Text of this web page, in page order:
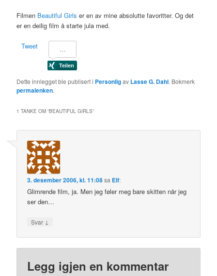
Filmen Beautiful Girls er en av mine absolutte favoritter. Og det
er en deilig film å starte jula med.
Tweet
Dette innlegget ble publisert i Personligav Lasse G. Dahl. Bokmerk
permalenken.
1 TANKE OM “BEAUTIFUL GIRLS”
3. desember 2006, kl. 11:08sa Elf:
Glimrende film, ja. Men jeg føler meg bare skitten når jeg
ser den…
Svar ↓
Legg igjen en kommentar